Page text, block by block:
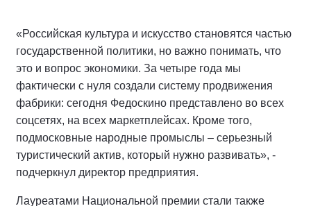
«Российская культура и искусство становятся частью
государственной политики, но важно понимать, что
это и вопрос экономики. За четыре года мы
фактически с нуля создали систему продвижения
фабрики: сегодня Федоскино представлено во всех
соцсетях, на всех маркетплейсах. Кроме того,
подмосковные народные промыслы – серьезный
туристический актив, который нужно развивать», -
подчеркнул директор предприятия.
Лауреатами Национальной премии стали также